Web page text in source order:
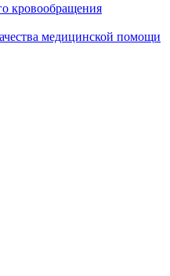
кровообращения
медицинской помощи